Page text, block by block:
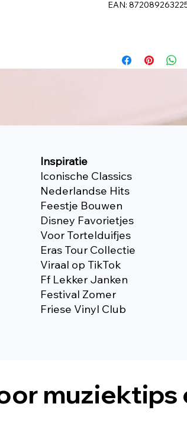
EAN:
Inspiratie
Iconische Classics
Nederlandse Hits
Feestje Bouwen
Disney Favorietjes
Voor Tortelduifjes
Eras Tour Collectie
Viraal op TikTok
Ff Lekker Janken
Festival Zomer
Friese Vinyl Club
muziektips